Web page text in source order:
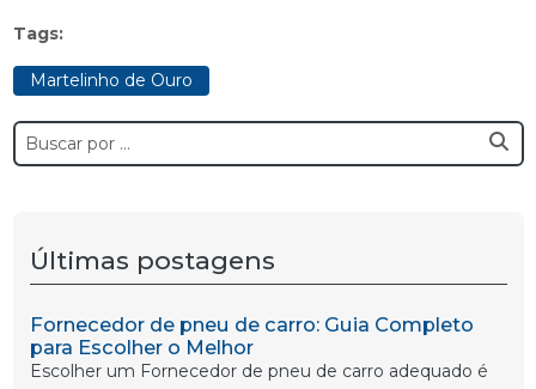
Tags:
Martelinho de Ouro
Últimas postagens
Fornecedor de pneu de carro: Guia Completo
para Escolher o Melhor
Escolher um Fornecedor de pneu de carro adequado é